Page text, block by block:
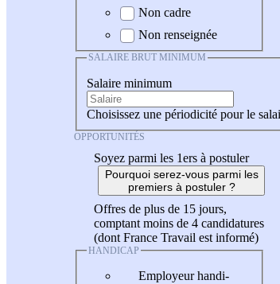
Non cadre
Non renseignée
SALAIRE BRUT MINIMUM
Salaire minimum
Choisissez une périodicité pour le
OPPORTUNITÉS
Soyez parmi les 1ers à postuler
Pourquoi serez-vous parmi les
premiers à postuler ?
Offres de plus de 15 jours,
comptant moins de 4 candidatures
(dont France Travail est informé)
HANDICAP
Employeur handi-